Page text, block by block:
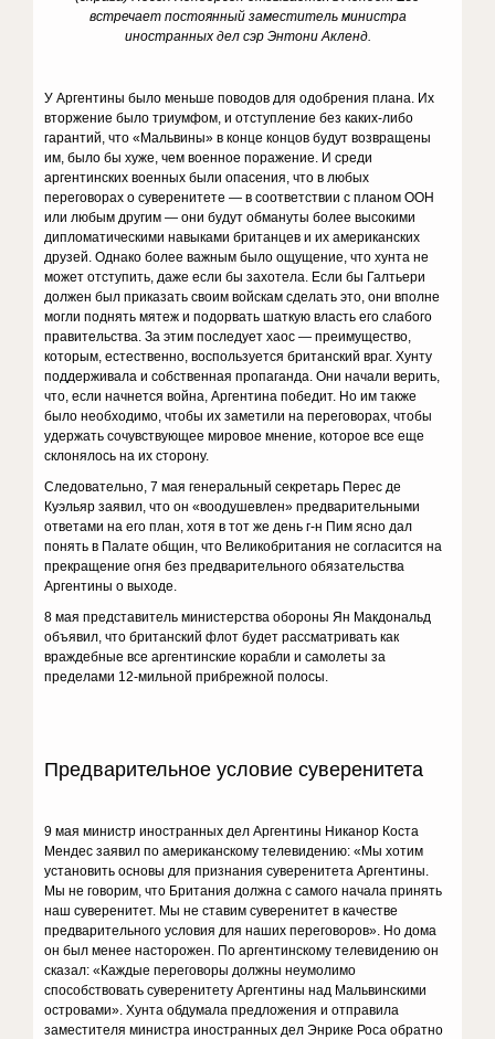
встречает постоянный заместитель министра
иностранных дел сэр Энтони Акленд.
У Аргентины было меньше поводов для одобрения плана. Их
вторжение было триумфом, и отступление без каких-либо
гарантий, что «Мальвины» в конце концов будут возвращены
им, было бы хуже, чем военное поражение. И среди
аргентинских военных были опасения, что в любых
переговорах о суверенитете — в соответствии с планом ООН
или любым другим — они будут обмануты более высокими
дипломатическими навыками британцев и их американских
друзей. Однако более важным было ощущение, что хунта не
может отступить, даже если бы захотела. Если бы Галтьери
должен был приказать своим войскам сделать это, они вполне
могли поднять мятеж и подорвать шаткую власть его слабого
правительства. За этим последует хаос — преимущество,
которым, естественно, воспользуется британский враг. Хунту
поддерживала и собственная пропаганда. Они начали верить,
что, если начнется война, Аргентина победит. Но им также
было необходимо, чтобы их заметили на переговорах, чтобы
удержать сочувствующее мировое мнение, которое все еще
склонялось на их сторону.
Следовательно, 7 мая генеральный секретарь Перес де
Куэльяр заявил, что он «воодушевлен» предварительными
ответами на его план, хотя в тот же день г-н Пим ясно дал
понять в Палате общин, что Великобритания не согласится на
прекращение огня без предварительного обязательства
Аргентины о выходе.
8 мая представитель министерства обороны Ян Макдональд
объявил, что британский флот будет рассматривать как
враждебные все аргентинские корабли и самолеты за
пределами 12-мильной прибрежной полосы.
Предварительное условие суверенитета
9 мая министр иностранных дел Аргентины Никанор Коста
Мендес заявил по американскому телевидению: «Мы хотим
установить основы для признания суверенитета Аргентины.
Мы не говорим, что Британия должна с самого начала принять
наш суверенитет. Мы не ставим суверенитет в качестве
предварительного условия для наших переговоров». Но дома
он был менее насторожен. По аргентинскому телевидению он
сказал: «Каждые переговоры должны неумолимо
способствовать суверенитету Аргентины над Мальвинскими
островами». Хунта обдумала предложения и отправила
заместителя министра иностранных дел Энрике Роса обратно